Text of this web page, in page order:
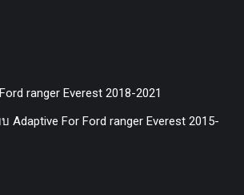
ranger Everest 2018-2021
บ Adaptive For Ford ranger Everest 2015-